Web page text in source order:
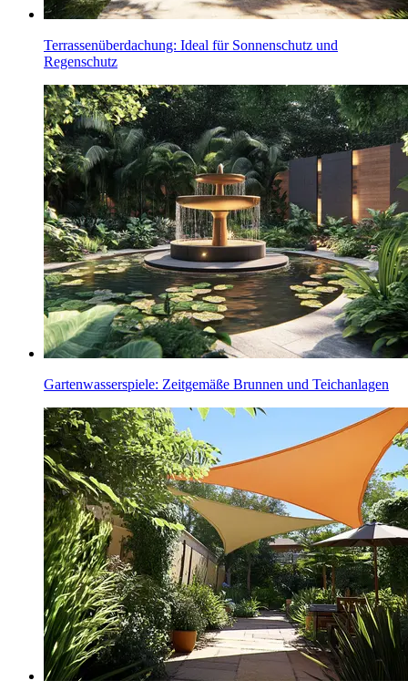
Terrassenüberdachung: Ideal für Sonnenschutz und
Regenschutz
Gartenwasserspiele: Zeitgemäße Brunnen und Teichanlagen